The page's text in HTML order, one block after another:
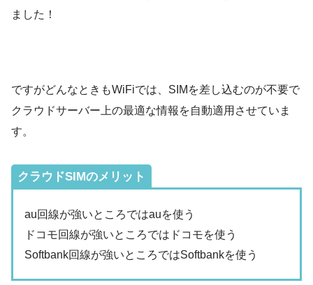
ました！
ですがどんなときもWiFiでは、SIMを差し込むのが不要で
クラウドサーバー上の最適な情報を自動適用させていま
す。
クラウドSIMのメリット
au回線が強いところではauを使う
ドコモ回線が強いところではドコモを使う
Softbank回線が強いところではSoftbankを使う